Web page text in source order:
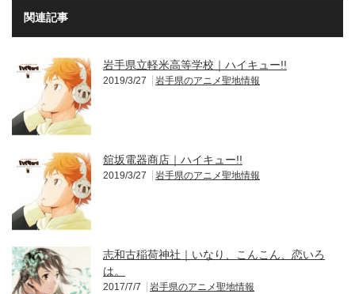
関連記事
岩手県立軽米高等学校｜ハイキュー!!
2019/3/27 岩手県のアニメ聖地情報
舘坂電器商店｜ハイキュー!!
2019/3/27 岩手県のアニメ聖地情報
志和古稲荷神社｜いなり、こんこん、恋いろ
は。
2017/7/7 岩手県のアニメ聖地情報